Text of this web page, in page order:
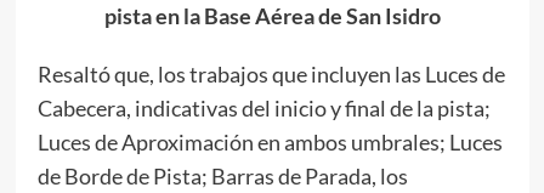
pista en la Base Aérea de San Isidro
Resaltó que, los trabajos que incluyen las Luces de
Cabecera, indicativas del inicio y final de la pista;
Luces de Aproximación en ambos umbrales; Luces
de Borde de Pista; Barras de Parada, los